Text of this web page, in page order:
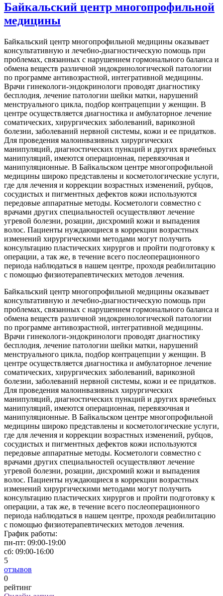
Байкальский центр многопрофильной
медицины
Байкальский центр многопрофильной медицины оказывает
консультативную и лечебно-диагностическую помощь при
проблемах, связанных с нарушением гормонального баланса и
обмена веществ различной эндокринологической патологии
по программе антивозрастной, интегративной медицины.
Врачи гинекологи-эндокринологи проводят диагностику
бесплодия, лечение патологии шейки матки, нарушений
менструального цикла, подбор контрацепции у женщин. В
центре осуществляется диагностика и амбулаторное лечение
соматических, хирургических заболеваний, варикозной
болезни, заболеваний нервной системы, кожи и ее придатков.
Для проведения малоинвазивных хирургических
манипуляций, диагностических пункций и других врачебных
манипуляций, имеются операционная, перевязочная и
манипуляционные. В Байкальском центре многопрофильной
медицины широко представлены и косметологические услуги,
где для лечения и коррекции возрастных изменений, рубцов,
сосудистых и пигментных дефектов кожи используются
передовые аппаратные методы. Косметологи совместно с
врачами других специальностей осуществляют лечение
угревой болезни, розации, дисхромий кожи и выпадения
волос. Пациенты нуждающиеся в коррекции возрастных
изменений хирургическими методами могут получить
консультацию пластических хирургов и пройти подготовку к
операции, а так же, в течение всего послеоперационного
периода наблюдаться в нашем центре, проходя реабилитацию
с помощью физиотерапевтических методов лечения.​
Байкальский центр многопрофильной медицины оказывает
консультативную и лечебно-диагностическую помощь при
проблемах, связанных с нарушением гормонального баланса и
обмена веществ различной эндокринологической патологии
по программе антивозрастной, интегративной медицины.
Врачи гинекологи-эндокринологи проводят диагностику
бесплодия, лечение патологии шейки матки, нарушений
менструального цикла, подбор контрацепции у женщин. В
центре осуществляется диагностика и амбулаторное лечение
соматических, хирургических заболеваний, варикозной
болезни, заболеваний нервной системы, кожи и ее придатков.
Для проведения малоинвазивных хирургических
манипуляций, диагностических пункций и других врачебных
манипуляций, имеются операционная, перевязочная и
манипуляционные. В Байкальском центре многопрофильной
медицины широко представлены и косметологические услуги,
где для лечения и коррекции возрастных изменений, рубцов,
сосудистых и пигментных дефектов кожи используются
передовые аппаратные методы. Косметологи совместно с
врачами других специальностей осуществляют лечение
угревой болезни, розации, дисхромий кожи и выпадения
волос. Пациенты нуждающиеся в коррекции возрастных
изменений хирургическими методами могут получить
консультацию пластических хирургов и пройти подготовку к
операции, а так же, в течение всего послеоперационного
периода наблюдаться в нашем центре, проходя реабилитацию
с помощью физиотерапевтических методов лечения.​
График работы:
пн-пт: 09:00-19:00
сб: 09:00-16:00
5
отзывов
0
рейтинг